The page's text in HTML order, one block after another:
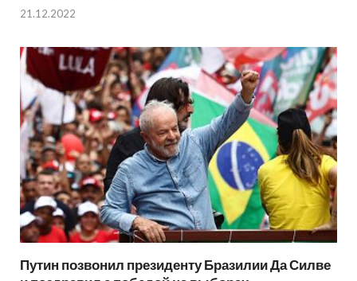
21.12.2022
Путин позвонил президенту Бразилии Да Силве